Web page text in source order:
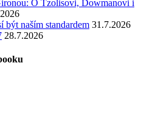
O Tzolisovi, Dowmanovi i
být naším standardem 31.7.2026
28.7.2026